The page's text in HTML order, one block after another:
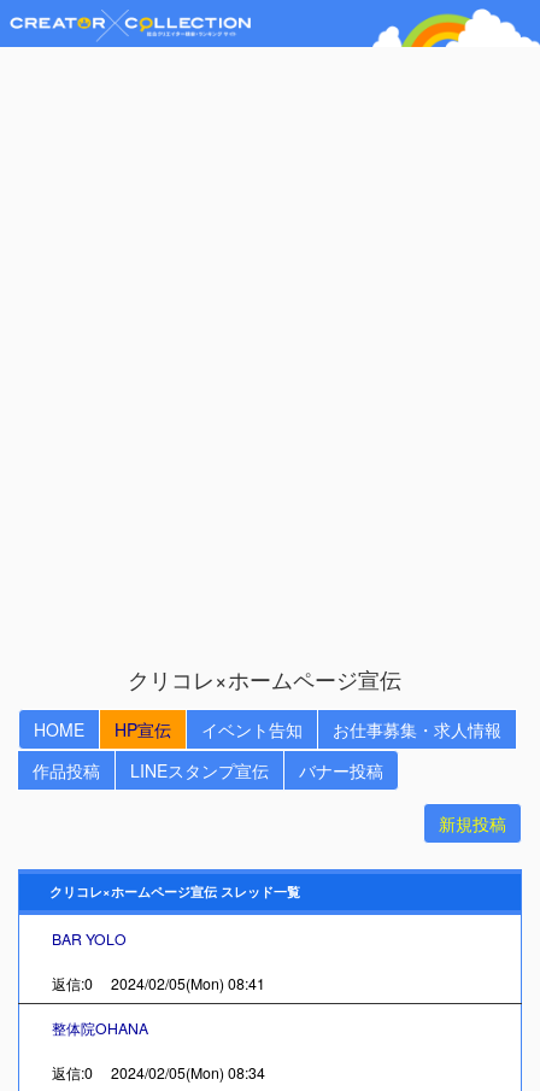
クリコレ×ホームページ宣伝
HOME HP宣伝 イベント告知
お仕事募集・求人情報
作品投稿
LINEスタンプ宣伝 バナー投稿
新規投稿
クリコレ×ホームページ宣伝 スレッド一覧
BAR YOLO
返信:0 2024/02/05(Mon) 08:41
整体院OHANA
返信:0 2024/02/05(Mon) 08:34